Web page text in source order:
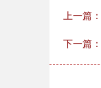
上一篇：
下一篇：